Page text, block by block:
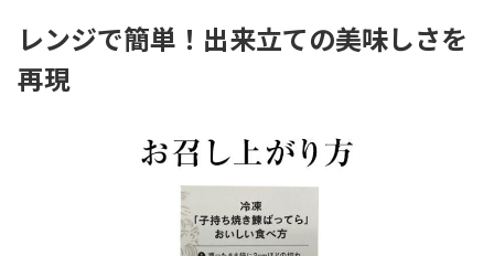
レンジで簡単！出来立ての美味しさを
再現